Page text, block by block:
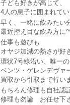
子ども好きが高じて、
4人の息子に囲まれてい
早く、一緒に飲みたい
最近控え目な飲み方に
仕事も遊びも
オヤジ加減の熱さが好
環状7号線沿い、唯一の
ベンツ・ゲレンデヴァ
買取から引取まで行い
もちろん修理も自社認
修理も勿論 お任せ下さ